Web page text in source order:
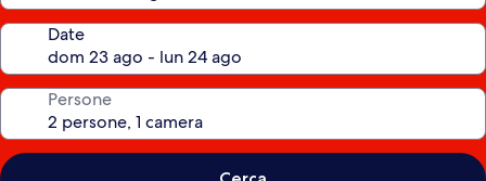
Date
Persone